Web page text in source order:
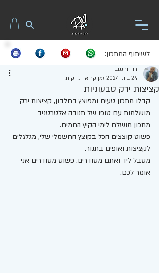
לשיתוף המתכון:
קציצות ירק טבעוניות
רון יוחננוב
24 ביוני 2024
זמן קריאה 1 דקות
קבלו מתכון טעים ומפוצץ בחלבון, קציצות ירק
מושלמות עם טופו של תנובה אלטרטניב
מתכון מושלם לימי הקיץ החמים.
פשוט קוצצים הכל בקוצץ החשמלי שלי, מגלגלים
לקציצות ואופים בתנור.
מטבל ליד ואתם מסודרים. פשוט מסודרים אני
אומר לכם.